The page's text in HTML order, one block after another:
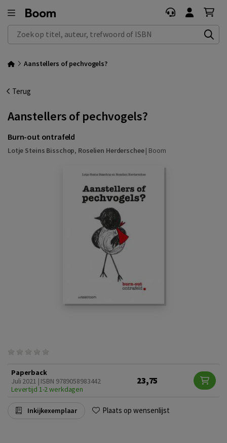
Zoek op titel, auteur, trefwoord of ISBN
Aanstellers of pechvogels?
Terug
Aanstellers of pechvogels?
Burn-out ontrafeld
Lotje Steins Bisschop, Roselien Herderschee| Boom
Paperback
Juli 2021 | ISBN 9789058983442
Levertijd 1-2 werkdagen
23,75
Inkijkexemplaar Plaats op wensenlijst